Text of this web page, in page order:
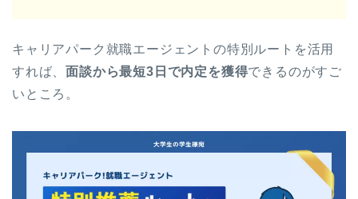
キャリアパーク就職エージェントの特別ルートを活用
すれば、面談から最短3日で内定を獲得できるのがすご
いところ。